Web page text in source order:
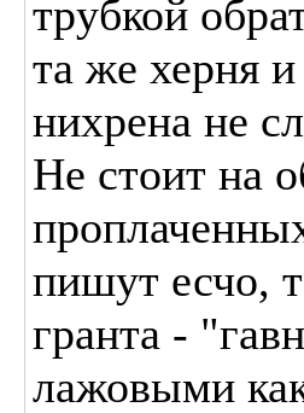
трубкой
та же херня
нихрена не
Не стоит на
пишут есчо,
гранта -
лажовыми